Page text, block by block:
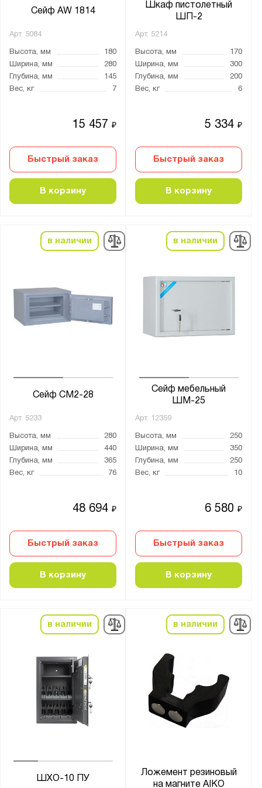
Сейф AW 1814
Арт. 5084
Высота, мм
180
Ширина, мм
280
Глубина, мм
145
Вес, кг
7
15 457₽
Быстрый заказ
В корзину
Шкаф пистолетный
ШП-2
Арт. 5214
Высота, мм
170
Ширина, мм
300
Глубина, мм
200
Вес, кг
6
5 334₽
Быстрый заказ
В корзину
в наличии
Сейф СМ2-28
Арт. 5233
Высота, мм
280
Ширина, мм
440
Глубина, мм
365
Вес, кг
76
48 694₽
Быстрый заказ
В корзину
в наличии
Сейф мебельный
ШМ-25
Арт. 12359
Высота, мм
250
Ширина, мм
350
Глубина, мм
250
Вес, кг
10
6 580₽
Быстрый заказ
В корзину
в наличии
ШХО-10 ПУ
в наличии
Ложемент резиновый
на магните AIKO
порошковое
Нагрузка на полку, кг:
Трейзер:
есть
2 ключевых
2 кодовых электронных
Кодовый электронный
Кодовый электронный и ключевой
Электро-механический
электронно-биометрический
до
от до
Агатовый серый (RAL 7038)
Графитовый серый (RAL 7024)
Желтый (RAL 1006)
Муар
Для боеприпасов